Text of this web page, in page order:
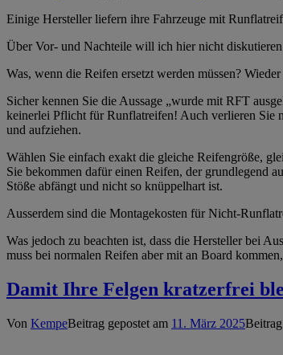
Einige Hersteller liefern ihre Fahrzeuge mit
Über Vor- und Nachteile will ich hier nicht
Was, wenn die Reifen ersetzt werden müssen?
Sicher kennen Sie die Aussage „wurde mit RFT
keinerlei Pflicht für Runflatreifen! Auch verlieren Sie
und aufziehen.
Wählen Sie einfach exakt die gleiche Reifengröße,
Sie bekommen dafür einen Reifen, der grundlegend
Stöße abfängt und nicht so knüppelhart ist.
Ausserdem sind die Montagekosten für Nicht-
Was jedoch zu beachten ist, dass die Hersteller bei
muss bei normalen Reifen aber mit an Board
Damit Ihre Felgen kratzerfrei
Von KempeBeitrag gepostet am 11. März 2025